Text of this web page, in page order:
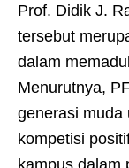
Prof. Didik J.
tersebut
dalam
Menurutnya,
generasi muda
kompetisi
kampus dalam